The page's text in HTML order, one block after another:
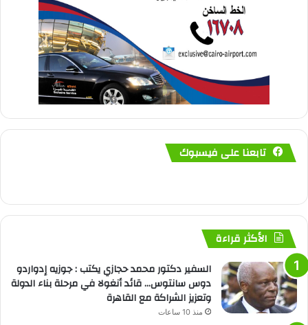
تابعنا على فيسبوك
الأكثر قراءة
السفير دكتور محمد حجازي يكتب : جوزيه إدواردو
دوس سانتوس… قائد أنغولا في مرحلة بناء الدولة
وتعزيز الشراكة مع القاهرة
منذ 10 ساعات